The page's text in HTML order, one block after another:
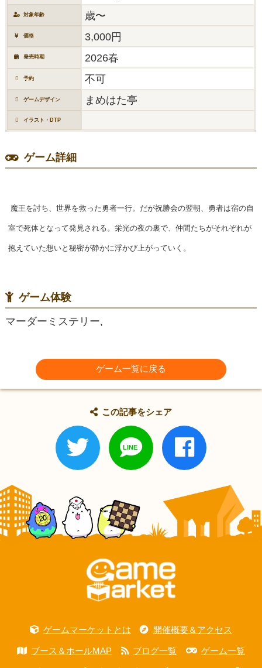
対象年齢 歳〜
価格 3,000円
発売時期 2026春
予約 不可
ゲームデザイン まめはた亭
イラスト・DTP
ゲーム詳細
魔王を討ち、世界を救った勇者一行。だが祝勝会の翌朝、勇者は宿の自
室で死体となって発見される。栄光の夜の裏で、仲間たちがそれぞれが
抱えていた想いと秘密が静かに浮かび上がっていく。
ゲーム体験
マーダーミステリー,
ゲーム一覧に戻る
この記事をシェア
ゲームマーケットとは 開催概要＆アクセス
ブース＆ホールMAP ブログ一覧 ゲーム一覧